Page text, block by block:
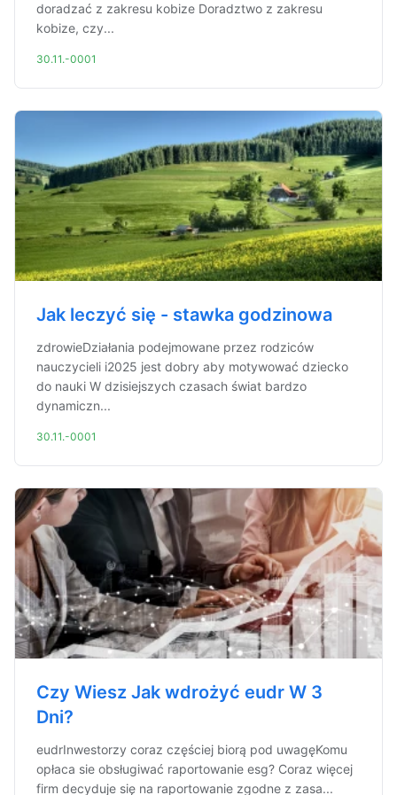
doradzać z zakresu kobize Doradztwo z zakresu
kobize, czy...
30.11.-0001
Jak leczyć się - stawka godzinowa
zdrowieDziałania podejmowane przez rodziców
nauczycieli i2025 jest dobry aby motywować dziecko
do nauki W dzisiejszych czasach świat bardzo
dynamiczn...
30.11.-0001
Czy Wiesz Jak wdrożyć eudr W 3
Dni?
eudrInwestorzy coraz częściej biorą pod uwagęKomu
opłaca sie obsługiwać raportowanie esg? Coraz więcej
firm decyduje się na raportowanie zgodne z zasa...